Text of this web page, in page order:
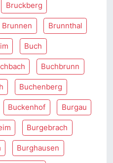
Bruckberg
Brunnen Brunnthal
Buch
Buchbrunn
Buchenberg
Buckenhof Burgau
Burgebrach
Burghausen